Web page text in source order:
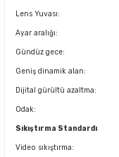
Lens Yuvası:
Ayar aralığı:
Gündüz gece:
Geniş dinamik alan:
Dijital gürültü azaltma:
Odak:
Sıkıştırma Standardı
Video sıkıştırma: